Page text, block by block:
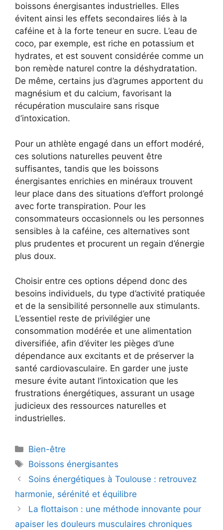
boissons énergisantes industrielles. Elles
évitent ainsi les effets secondaires liés à la
caféine et à la forte teneur en sucre. L’eau de
coco, par exemple, est riche en potassium et
hydrates, et est souvent considérée comme un
bon remède naturel contre la déshydratation.
De même, certains jus d’agrumes apportent du
magnésium et du calcium, favorisant la
récupération musculaire sans risque
d’intoxication.
Pour un athlète engagé dans un effort modéré,
ces solutions naturelles peuvent être
suffisantes, tandis que les boissons
énergisantes enrichies en minéraux trouvent
leur place dans des situations d’effort prolongé
avec forte transpiration. Pour les
consommateurs occasionnels ou les personnes
sensibles à la caféine, ces alternatives sont
plus prudentes et procurent un regain d’énergie
plus doux.
Choisir entre ces options dépend donc des
besoins individuels, du type d’activité pratiquée
et de la sensibilité personnelle aux stimulants.
L’essentiel reste de privilégier une
consommation modérée et une alimentation
diversifiée, afin d’éviter les pièges d’une
dépendance aux excitants et de préserver la
santé cardiovasculaire. En garder une juste
mesure évite autant l’intoxication que les
frustrations énergétiques, assurant un usage
judicieux des ressources naturelles et
industrielles.
Catégories
Bien-être
Étiquettes
Boissons énergisantes
Soins énergétiques à Toulouse : retrouvez
harmonie, sérénité et équilibre
La flottaison : une méthode innovante pour
apaiser les douleurs musculaires chroniques